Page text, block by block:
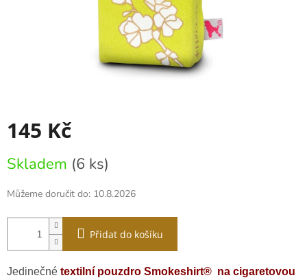
145 Kč
cena:
Skladem (6 ks)
Můžeme doručit do: 10.8.2026
Přidat do košíku
Jedinečné textilní pouzdro Smokeshirt® na cigaretovou